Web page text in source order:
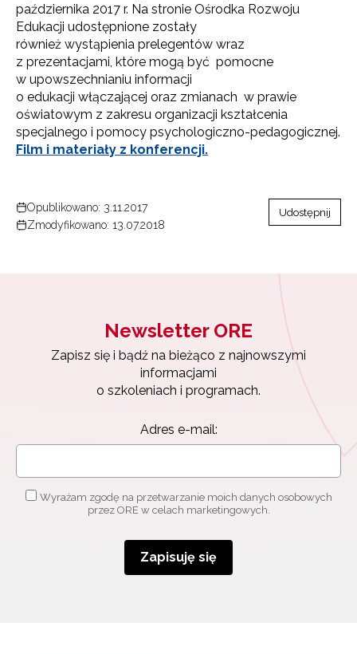
października 2017 r. Na stronie Ośrodka Rozwoju
Edukacji udostępnione zostały
również wystąpienia prelegentów wraz
z prezentacjami, które mogą być pomocne
w upowszechnianiu informacji
o edukacji włączającej oraz zmianach w prawie
oświatowym z zakresu organizacji kształcenia
specjalnego i pomocy psychologiczno-pedagogicznej.
Film i materiały z konferencji.
Opublikowano: 3.11.2017
Zmodyfikowano: 13.07.2018
Udostępnij
Newsletter ORE
Zapisz się i bądź na bieżąco z najnowszymi
informacjami
o szkoleniach i programach.
Adres e-mail:
Wyrażam zgodę na przetwarzanie moich danych osobowych
przez ORE w celach marketingowych.
Zapisuję się